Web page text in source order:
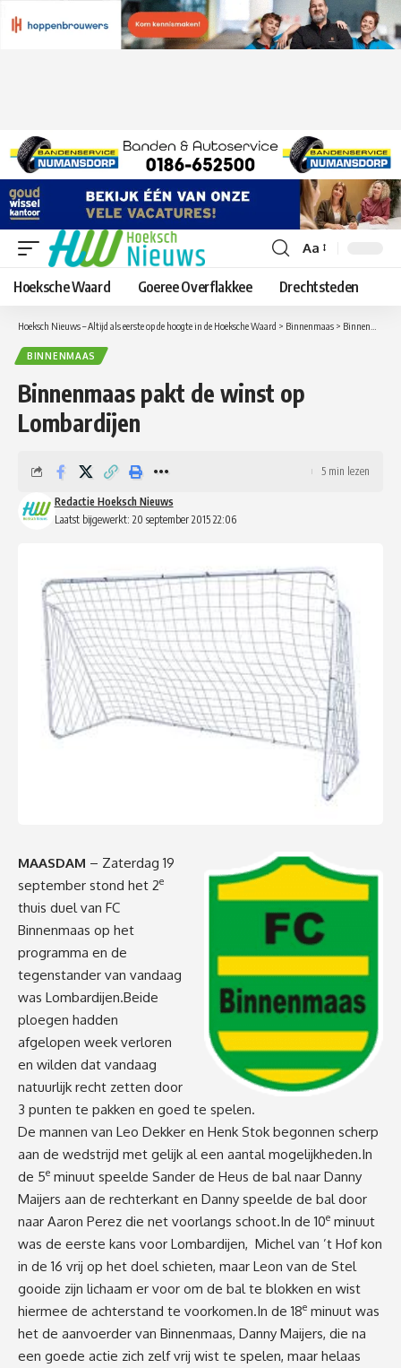
Lettergrootte
aanpassen
Aa
Hoeksche Waard Goeree Overflakkee Drechtsteden
Hoeksch Nieuws – Altijd als eerste op de hoogte in de Hoeksche Waard > Binnenmaas > Binnenmaas pakt de winst op Lombardijen
BINNENMAAS
Binnenmaas pakt de winst op
Lombardijen
Laatst bijgewerkt: 20 september 2015 22:06
Redactie Hoeksch Nieuws
5 min lezen
MAASDAM – Zaterdag 19
september stond het 2e
thuis duel van FC
Binnenmaas op het
programma en de
tegenstander van vandaag
was Lombardijen.Beide
ploegen hadden
afgelopen week verloren
en wilden dat vandaag
natuurlijk recht zetten door
3 punten te pakken en goed te spelen.
De mannen van Leo Dekker en Henk Stok begonnen scherp
aan de wedstrijd met gelijk al een aantal mogelijkheden.In
de 5e minuut speelde Sander de Heus de bal naar Danny
Maijers aan de rechterkant en Danny speelde de bal door
naar Aaron Perez die net voorlangs schoot.In de 10e minuut
was de eerste kans voor Lombardijen, Michel van ’t Hof kon
in de 16 vrij op het doel schieten, maar Leon van de Stel
gooide zijn lichaam er voor om de bal te blokken en wist
hiermee de achterstand te voorkomen.In de 18e minuut was
het de aanvoerder van Binnenmaas, Danny Maijers, die na
een goede actie zich zelf vrij wist te spelen, maar helaas